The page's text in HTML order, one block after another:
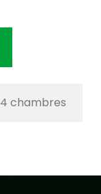
4 chambres